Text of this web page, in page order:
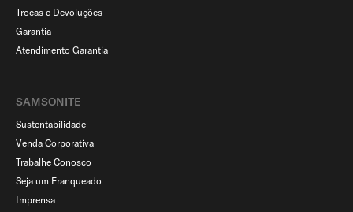
Trocas e Devoluções
Garantia
Atendimento Garantia
SAMSONITE
Sustentabilidade
Venda Corporativa
Trabalhe Conosco
Seja um Franqueado
Imprensa